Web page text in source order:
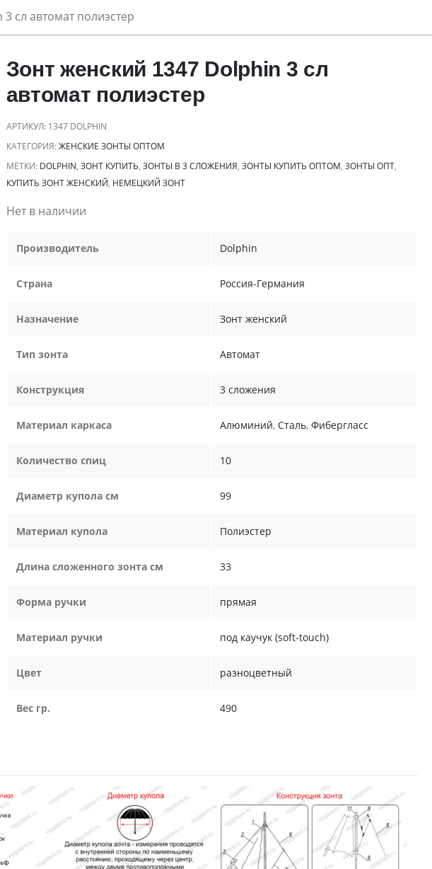
сл автомат полиэстер
Зонт женский 1347 Dolphin 3 сл
автомат полиэстер
АРТИКУЛ: 1347 DOLPHIN
КАТЕГОРИЯ:ЖЕНСКИЕ ЗОНТЫ ОПТОМ
МЕТКИ: DOLPHIN, ЗОНТ КУПИТЬ, ЗОНТЫ В 3 СЛОЖЕНИЯ, ЗОНТЫ КУПИТЬ ОПТОМ, ЗОНТЫ ОПТ,
КУПИТЬ ЗОНТ ЖЕНСКИЙ, НЕМЕЦКИЙ ЗОНТ
Нет в наличии
Производитель Dolphin
Страна Россия-Германия
Назначение Зонт женский
Тип зонта Автомат
Конструкция 3 сложения
Материал каркаса Алюминий, Сталь, Фибергласс
Количество спиц 10
Диаметр купола см 99
Материал купола Полиэстер
Длина сложенного зонта см 33
Форма ручки прямая
Материал ручки под каучук (soft-touch)
Цвет разноцветный
Вес гр. 490